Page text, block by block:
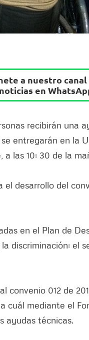
a nuestro canal
noticias en
recibirán una
entregarán en la
a las 10: 30 de la
el desarrollo del
en el Plan de
discriminación: el
convenio 012 de
cuál mediante el
ayudas técnicas.